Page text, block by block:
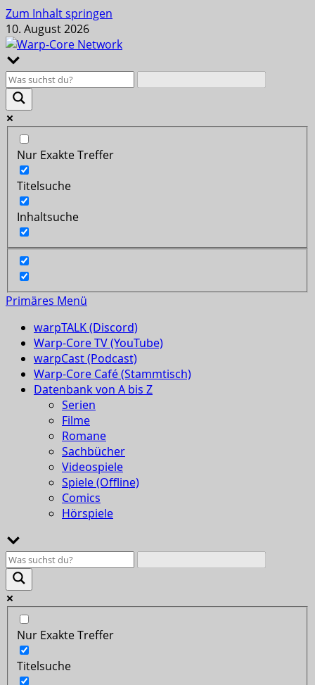
Zum Inhalt springen
10. August 2026
Nur Exakte Treffer
Titelsuche
Inhaltsuche
Primäres Menü
warpTALK (Discord)
Warp-Core TV (YouTube)
warpCast (Podcast)
Warp-Core Café (Stammtisch)
Datenbank von A bis Z
Serien
Filme
Romane
Sachbücher
Videospiele
Spiele (Offline)
Comics
Hörspiele
Nur Exakte Treffer
Titelsuche